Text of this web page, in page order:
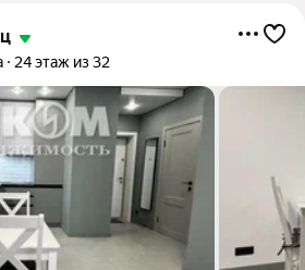
24 этаж из 32